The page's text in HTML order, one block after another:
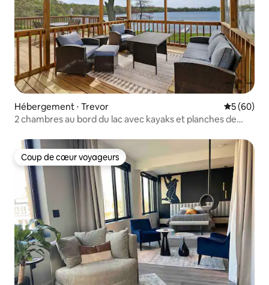
Hébergement ⋅ Trevor
5 (60)
2 chambres au bord du lac avec kayaks et planches de
Coup de cœur voyageurs
Coup de cœur voyageurs